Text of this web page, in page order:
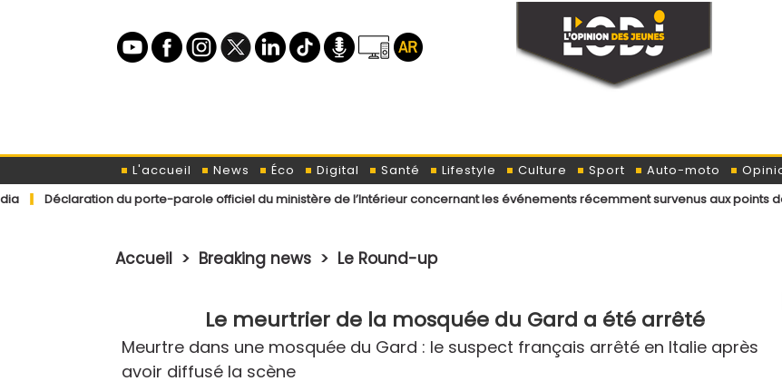
L'accueil News Éco Digital Santé Lifestyle Culture Sport Auto-moto
du porte-parole officiel du ministère de l’Intérieur concernant les événements récemment survenus aux points de passage
Accueil > Breaking news > Le Round-up
Le meurtrier de la mosquée du Gard a été arrêté
Meurtre dans une mosquée du Gard : le suspect français arrêté en Italie après
avoir diffusé la scène